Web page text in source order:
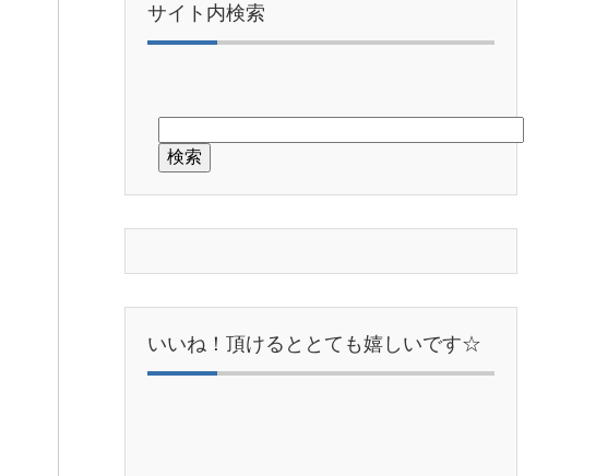
サイト内検索
いいね！頂けるととても嬉しいです☆